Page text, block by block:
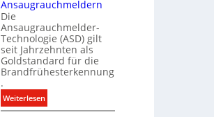
e
i
g
e
e
n
n
e
s
t
i
i
o
Ansaugrauchmeldern
Die
Ansaugrauchmelder-
Technologie (ASD) gilt
seit Jahrzehnten als
Goldstandard für die
Brandfrühesterkennung
.
Weiterlesen:
D